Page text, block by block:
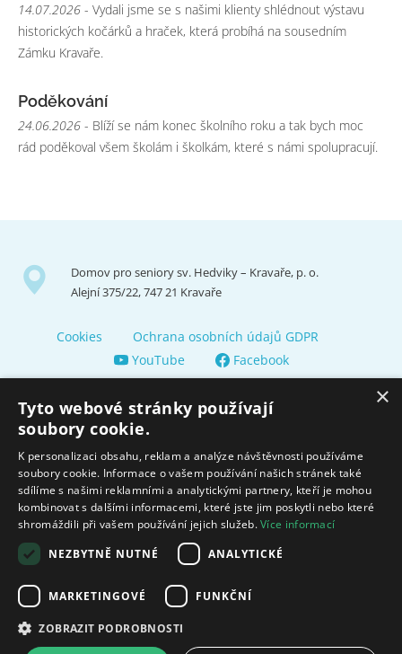
14.07.2026 - Vydali jsme se s našimi klienty shlédnout výstavu
historických kočárků a hraček, která probíhá na sousedním
Zámku Kravaře.
Poděkování
24.06.2026 - Blíží se nám konec školního roku a tak bych moc
rád poděkoval všem školám i školkám, které s námi spolupracují.
Domov pro seniory sv. Hedviky – Kravaře, p. o.
Alejní 375/22, 747 21 Kravaře
Cookies
Ochrana osobních údajů GDPR
YouTube
Facebook
Zřizuje a finančně nás podporuje Město Kravaře
Moravskoslezský kraj poskytuje dotaci na zajištění sociálních
služeb.
Ministerstvo práce
© 2009 - 2026 Domov pro seniory sv. Hedviky Created byFajnyWEB.cz
×
Tyto webové stránky používají
soubory cookie.
K personalizaci obsahu, reklam a analýze návštěvnosti používáme
soubory cookie. Informace o vašem používání našich stránek také
sdílíme s našimi reklamními a analytickými partnery, kteří je mohou
kombinovat s dalšími informacemi, které jste jim poskytli nebo které
shromáždili při vašem používání jejich služeb.Více informací
NEZBYTNĚ NUTNÉ
ANALYTICKÉ
MARKETINGOVÉ FUNKČNÍ
ZOBRAZIT PODROBNOSTI